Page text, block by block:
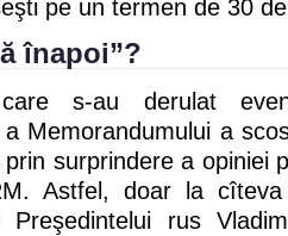
pe un termen de 30
înapoi”?
s-au derulat
Memorandumului a
surprindere a opiniei
Astfel, doar la
Preşedintelui rus